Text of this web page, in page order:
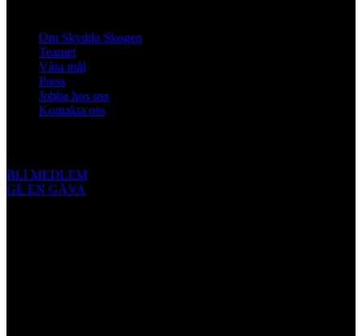
Om Skydda Skogen
Teamet
Våra mål
Press
Jobba hos oss
Kontakta oss
BLI MEDLEM
GE EN GÅVA